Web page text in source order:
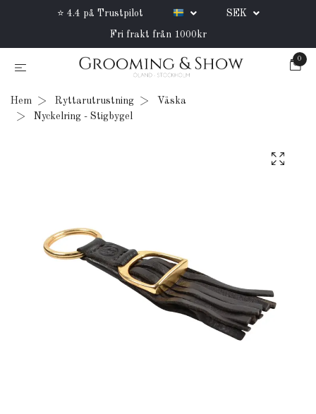
⭐ 4.4 på Trustpilot SEK
Fri frakt från 1000kr
0
Hem Ryttarutrustning
Väska
Nyckelring - Stigbygel